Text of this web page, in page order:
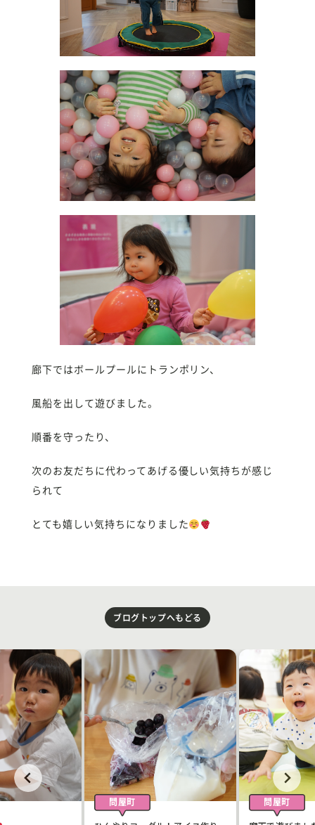
廊下ではボールプールにトランポリン、
風船を出して遊びました。
順番を守ったり、
次のお友だちに代わってあげる優しい気持ちが感じ
られて
とても嬉しい気持ちになりました
ブログトップへもどる
問屋町
問屋町